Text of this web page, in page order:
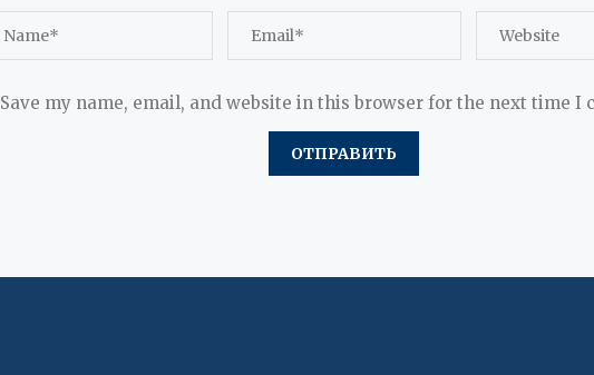
Save my name, email, and website in this browser for the next time I